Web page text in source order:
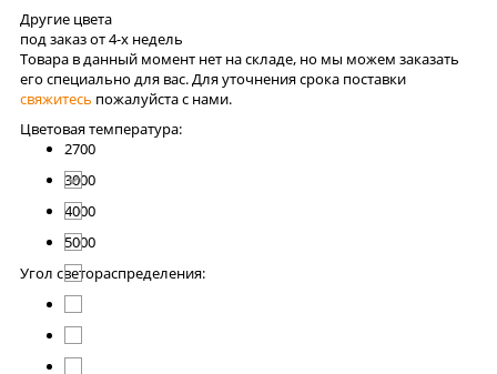
Другие цвета
под заказ от 4-x недель
Товара в данный момент нет на складе, но мы можем заказать
его специально для вас. Для уточнения срока поставки
свяжитесь пожалуйста с нами.
Цветовая температура:
2700
3000
4000
5000
Угол светораспределения: